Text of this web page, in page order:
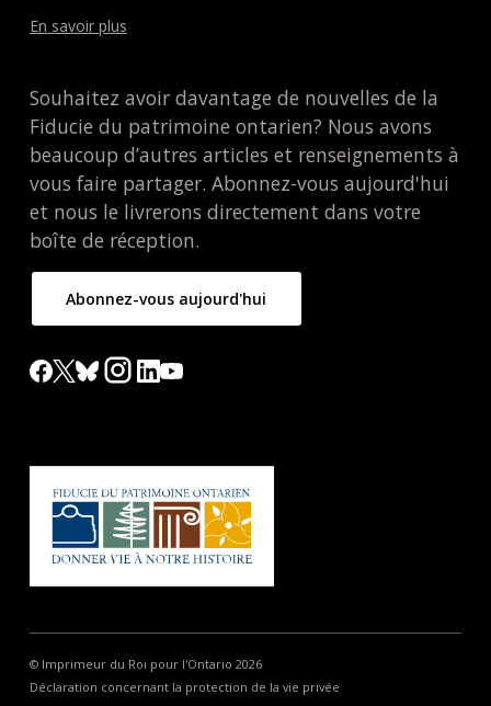
En savoir plus
Souhaitez avoir davantage de nouvelles de la
Fiducie du patrimoine ontarien? Nous avons
beaucoup d’autres articles et renseignements à
vous faire partager. Abonnez-vous aujourd'hui
et nous le livrerons directement dans votre
boîte de réception.
Abonnez-vous aujourd'hui
© Imprimeur du Roi pour l'Ontario 2026
Déclaration concernant la protection de la vie privée